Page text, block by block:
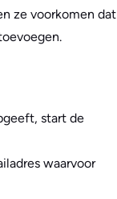
ze voorkomen dat
start de
waarvoor